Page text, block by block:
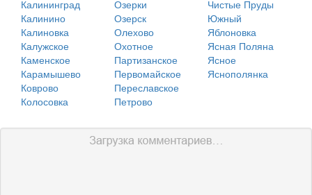
Калининград
Калинино
Калиновка
Калужское
Каменское
Карамышево
Коврово
Колосовка
Озерки
Озерск
Олехово
Охотное
Партизанское
Первомайское
Переславское
Петрово
Чистые Пруды
Южный
Яблоновка
Ясная Поляна
Ясное
Яснополянка